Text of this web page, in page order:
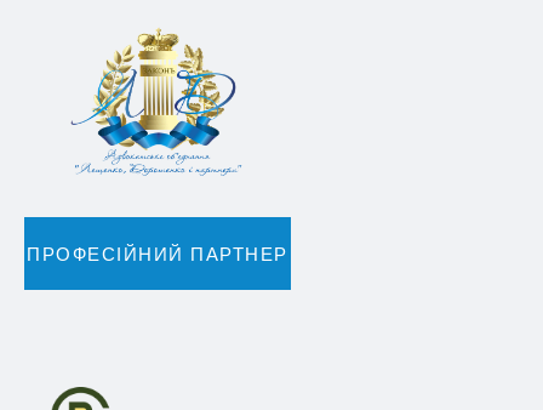
ПРОФЕСІЙНИЙ ПАРТНЕР